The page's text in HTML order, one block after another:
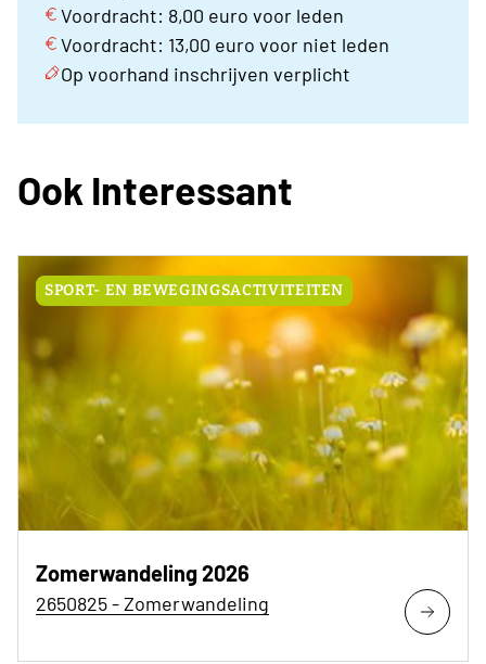
Voordracht: 8,00 euro voor leden
Voordracht: 13,00 euro voor niet leden
Op voorhand inschrijven verplicht
Ook Interessant
SPORT- EN BEWEGINGSACTIVITEITEN
Zomerwandeling 2026
2650825 - Zomerwandeling